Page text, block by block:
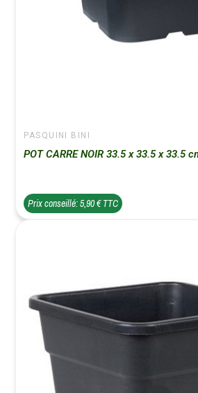
PASQUINI BINI
POT CARRE NOIR 33.5 x 33.5 x 33.5
Prix conseillé: 5,90 € TTC